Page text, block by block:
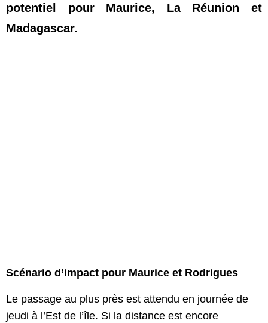
potentiel pour Maurice, La Réunion et
Madagascar.
Scénario d’impact pour Maurice et Rodrigues
Le passage au plus près est attendu en journée de
jeudi à l’Est de l’île. Si la distance est encore